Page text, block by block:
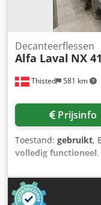
Thisted 581 km
Decanteerflessen
Alfa Laval NX
Prijsinfo
Toestand: gebruikt,
volledig functioneel
Te koop: Gebruikt,
418 S-31G
Fabrikant: Alfa Laval